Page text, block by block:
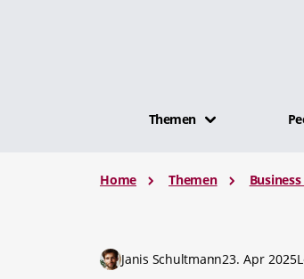
Themen
Home Themen
Janis Schultmann23. Apr 2025